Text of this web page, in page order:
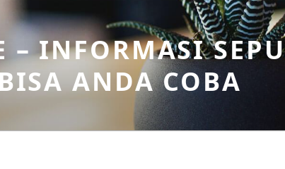
– INFORMASI
ANDA COBA